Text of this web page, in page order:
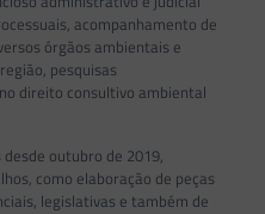
acompanhamento de
órgãos ambientais e
pesquisas
direito consultivo ambiental
outubro de 2019,
como elaboração de peças
legislativas e também de